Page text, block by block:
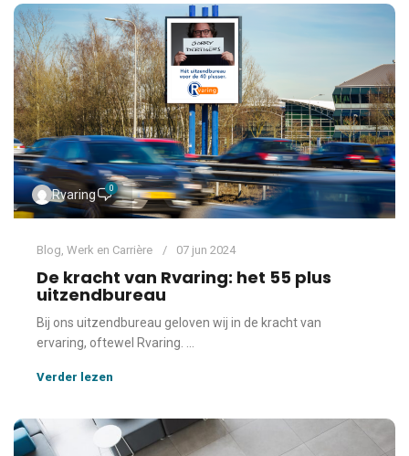
Rvaring 0
Blog, Werk en Carrière 07 jun 2024
De kracht van Rvaring: het 55 plus
uitzendbureau
Bij ons uitzendbureau geloven wij in de kracht van
ervaring, oftewel Rvaring. ...
Verder lezen